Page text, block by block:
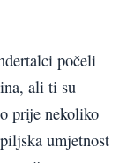
počeli
ali ti su
prije nekoliko
umjetnost